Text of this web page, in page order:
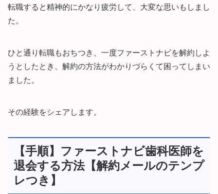
転職すると精神的にかなり疲労して、大変な思いもしまし
た。
ひと通り転職もおちつき、一度ファーストナビを解約しよ
うとしたとき、解約の方法がわかりづらくて困ってしまい
ました。
その経験をシェアします。
【手順】ファーストナビ歯科医師を
退会する方法【解約メールのテンプ
レつき】